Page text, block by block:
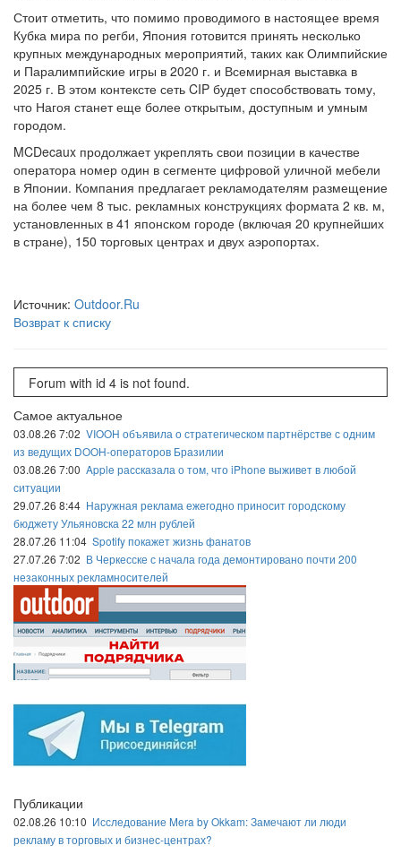
Стоит отметить, что помимо проводимого в настоящее время
Кубка мира по регби, Япония готовится принять несколько
крупных международных мероприятий, таких как Олимпийские
и Паралимпийские игры в 2020 г. и Всемирная выставка в
2025 г. В этом контексте сеть CIP будет способствовать тому,
что Нагоя станет еще более открытым, доступным и умным
городом.
MCDecaux продолжает укреплять свои позиции в качестве
оператора номер один в сегменте цифровой уличной мебели
в Японии. Компания предлагает рекламодателям размещение
на более чем 8 тыс. рекламных конструкциях формата 2 кв. м,
установленных в 41 японском городе (включая 20 крупнейших
в стране), 150 торговых центрах и двух аэропортах.
Источник: Outdoor.Ru
Возврат к списку
Forum with id 4 is not found.
Самое актуальное
03.08.26 7:02 VIOOH объявила о стратегическом партнёрстве с одним
из ведущих DOOH-операторов Бразилии
03.08.26 7:00 Apple рассказала о том, что iPhone выживет в любой
ситуации
29.07.26 8:44 Наружная реклама ежегодно приносит городскому
бюджету Ульяновска 22 млн рублей
28.07.26 11:04 Spotify покажет жизнь фанатов
27.07.26 7:02 В Черкесске с начала года демонтировано почти 200
незаконных рекламносителей
Публикации
02.08.26 10:10 Исследование Mera by Okkam: Замечают ли люди
рекламу в торговых и бизнес-центрах?